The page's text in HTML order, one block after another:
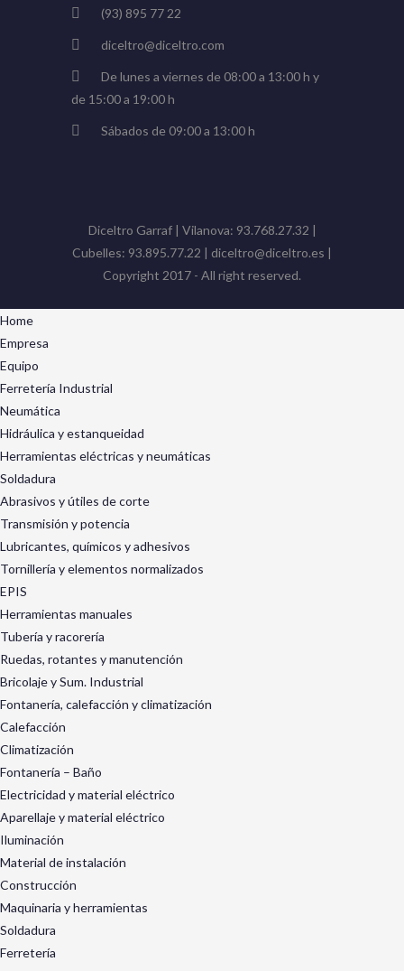
(93) 895 77 22
diceltro@diceltro.com
De lunes a viernes de 08:00 a 13:00 h y
de 15:00 a 19:00 h
Sábados de 09:00 a 13:00 h
Diceltro Garraf | Vilanova: 93.768.27.32 |
Cubelles: 93.895.77.22 | diceltro@diceltro.es |
Copyright 2017 - All right reserved.
Home
Empresa
Equipo
Ferretería Industrial
Neumática
Hidráulica y estanqueidad
Herramientas eléctricas y neumáticas
Soldadura
Abrasivos y útiles de corte
Transmisión y potencia
Lubricantes, químicos y adhesivos
Tornillería y elementos normalizados
EPIS
Herramientas manuales
Tubería y racorería
Ruedas, rotantes y manutención
Bricolaje y Sum. Industrial
Fontanería, calefacción y climatización
Calefacción
Climatización
Fontanería – Baño
Electricidad y material eléctrico
Aparellaje y material eléctrico
Iluminación
Material de instalación
Construcción
Maquinaria y herramientas
Soldadura
Ferretería